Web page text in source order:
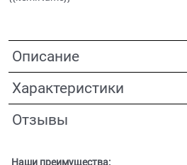
Описание
Характеристики
Отзывы
Наши преимущества: